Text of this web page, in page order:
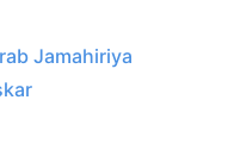
Jamahiriya